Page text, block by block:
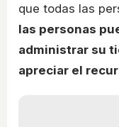
que todas las
las personas
administrar su
apreciar el